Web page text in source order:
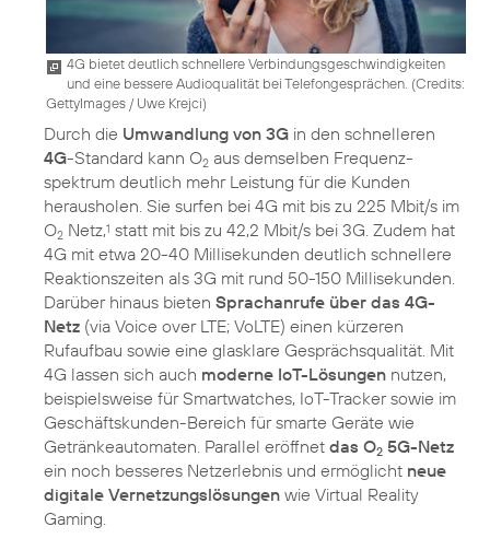
4G bietet deutlich schnellere Verbindungsgeschwindigkeiten
und eine bessere Audioqualität bei Telefongesprächen. (Credits:
GettyImages / Uwe Krejci)
Durch die Umwandlung von 3G in den schnelleren
4G-Standard kann O2 aus demselben Frequenz­
spektrum deutlich mehr Leistung für die Kunden
herausholen. Sie surfen bei 4G mit bis zu 225 Mbit/s im
O2 Netz,1 statt mit bis zu 42,2 Mbit/s bei 3G. Zudem hat
4G mit etwa 20-40 Millisekunden deutlich schnellere
Reaktionszeiten als 3G mit rund 50-150 Millisekunden.
Darüber hinaus bieten Sprachanrufe über das 4G-
Netz (via Voice over LTE; VoLTE) einen kürzeren
Rufaufbau sowie eine glasklare Gesprächsqualität. Mit
4G lassen sich auch moderne IoT-Lösungen nutzen,
beispielsweise für Smartwatches, IoT-Tracker sowie im
Geschäftskunden-Bereich für smarte Geräte wie
Getränkeautomaten. Parallel eröffnet das O2 5G-Netz
ein noch besseres Netzerlebnis und ermöglicht neue
digitale Vernetzungslösungen wie Virtual Reality
Gaming.